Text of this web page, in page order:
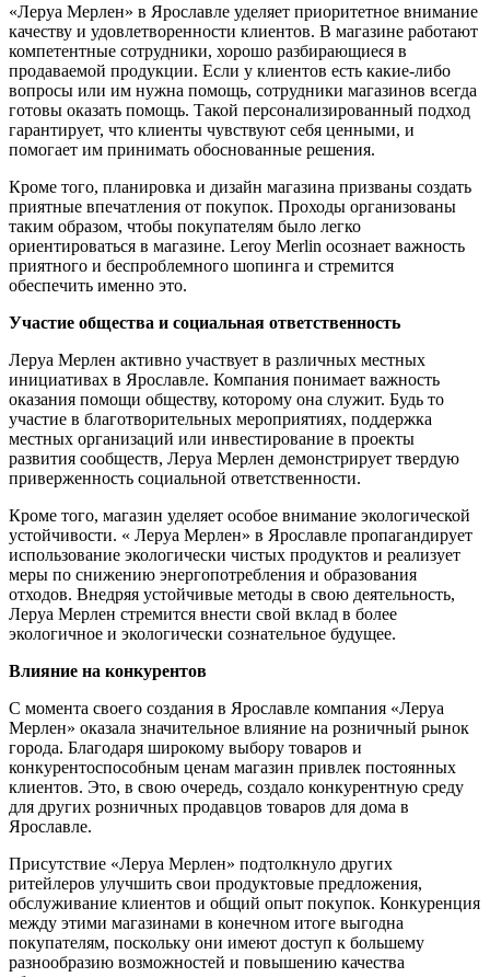
«Леруа Мерлен» в Ярославле уделяет приоритетное внимание
качеству и удовлетворенности клиентов. В магазине работают
компетентные сотрудники, хорошо разбирающиеся в
продаваемой продукции. Если у клиентов есть какие-либо
вопросы или им нужна помощь, сотрудники магазинов всегда
готовы оказать помощь. Такой персонализированный подход
гарантирует, что клиенты чувствуют себя ценными, и
помогает им принимать обоснованные решения.
Кроме того, планировка и дизайн магазина призваны создать
приятные впечатления от покупок. Проходы организованы
таким образом, чтобы покупателям было легко
ориентироваться в магазине. Leroy Merlin осознает важность
приятного и беспроблемного шопинга и стремится
обеспечить именно это.
Участие общества и социальная ответственность
Леруа Мерлен активно участвует в различных местных
инициативах в Ярославле. Компания понимает важность
оказания помощи обществу, которому она служит. Будь то
участие в благотворительных мероприятиях, поддержка
местных организаций или инвестирование в проекты
развития сообществ, Леруа Мерлен демонстрирует твердую
приверженность социальной ответственности.
Кроме того, магазин уделяет особое внимание экологической
устойчивости. « Леруа Мерлен» в Ярославле пропагандирует
использование экологически чистых продуктов и реализует
меры по снижению энергопотребления и образования
отходов. Внедряя устойчивые методы в свою деятельность,
Леруа Мерлен стремится внести свой вклад в более
экологичное и экологически сознательное будущее.
Влияние на конкурентов
С момента своего создания в Ярославле компания «Леруа
Мерлен» оказала значительное влияние на розничный рынок
города. Благодаря широкому выбору товаров и
конкурентоспособным ценам магазин привлек постоянных
клиентов. Это, в свою очередь, создало конкурентную среду
для других розничных продавцов товаров для дома в
Ярославле.
Присутствие «Леруа Мерлен» подтолкнуло других
ритейлеров улучшить свои продуктовые предложения,
обслуживание клиентов и общий опыт покупок. Конкуренция
между этими магазинами в конечном итоге выгодна
покупателям, поскольку они имеют доступ к большему
разнообразию возможностей и повышению качества